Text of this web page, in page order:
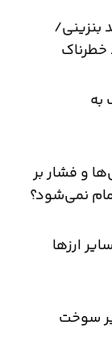
بنزینی/
خطرناک
به
و فشار بر
نمی‌شود؟
ارزها
سوخت